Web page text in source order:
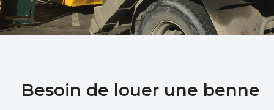
Besoin de louer une benne